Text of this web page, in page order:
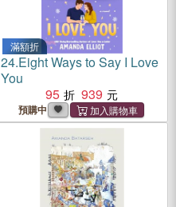
滿額折
24.Eight Ways to Say I Love
You
95
939
預購中